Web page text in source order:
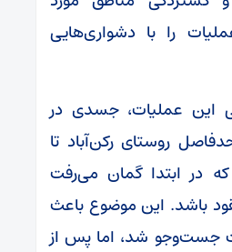
را با دشواری‌هایی
این عملیات، جسدی در
روستای رکن‌آباد تا
ابتدا گمان می‌رفت
باشد. این موضوع باعث
جست‌وجو شد، اما پس از